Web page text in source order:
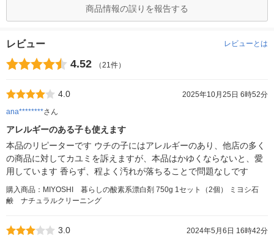
商品情報の誤りを報告する
レビュー レビューとは
4.52 （21件）
4.0
2025年10月25日 6時52分
ana********さん
アレルギーのある子も使えます
本品のリピーターです ウチの子にはアレルギーのあり、他店の多く
の商品に対してカユミを訴えますが、本品はかゆくならないと、愛
用しています 香らず、程よく汚れが落ちることで問題なしです
購入商品：MIYOSHI 暮らしの酸素系漂白剤 750g 1セット（2個） ミヨシ石
鹸 ナチュラルクリーニング
3.0
2024年5月6日 16時42分